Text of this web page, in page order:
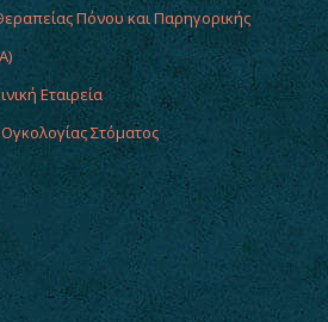
Πόνου και Παρηγορικής
Εταιρεία
Στόματος